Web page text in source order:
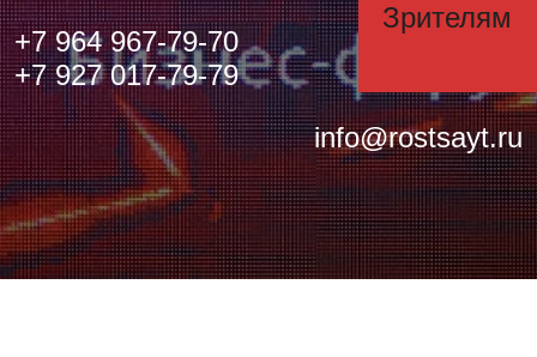
+7 964 967-79-70
+7 927 017-79-79
Зрителям
info@rostsayt.ru